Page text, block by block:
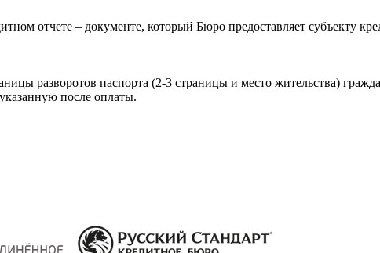
отчете – документе, который Бюро предоставляет субъекту
разворотов паспорта (2-3 страницы и место жительства)
после оплаты.